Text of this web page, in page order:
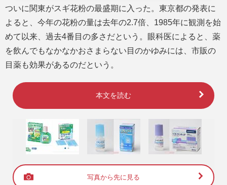
ついに関東がスギ花粉の最盛期に入った。東京都の発表に
よると、今年の花粉の量は去年の2.7倍、1985年に観測を始
めて以来、過去4番目の多さだという。眼科医によると、薬
を飲んでもなかなかおさまらない目のかゆみには、市販の
目薬も効果があるのだという。
本文を読む
写真から先に見る